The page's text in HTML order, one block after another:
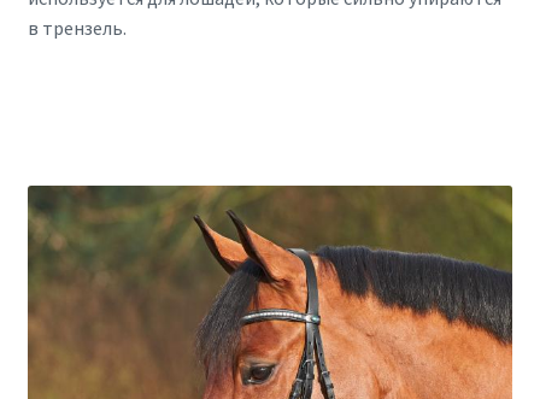
в трензель.